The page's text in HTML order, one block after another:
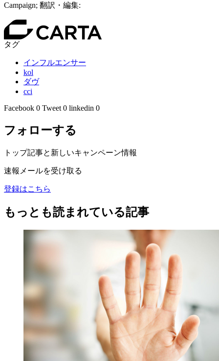
Campaign; 翻訳・編集:
タグ
インフルエンサー
kol
ダヴ
cci
Facebook 0 Tweet 0 linkedin 0
フォローする
トップ記事と新しいキャンペーン情報
速報メールを受け取る
登録はこちら
もっとも読まれている記事